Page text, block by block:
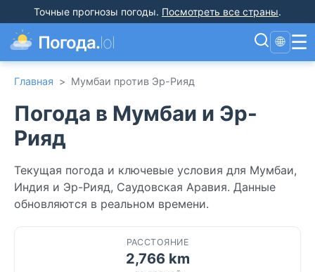
Точные прогнозы погоды. Посмотреть все страны.
Погода.lol 🌐 ☰
Главная > Мумбаи против Эр-Рияд
Погода в Мумбаи и Эр-
Рияд
Текущая погода и ключевые условия для Мумбаи,
Индия и Эр-Рияд, Саудовская Аравия. Данные
обновляются в реальном времени.
РАССТОЯНИЕ
2,766 km